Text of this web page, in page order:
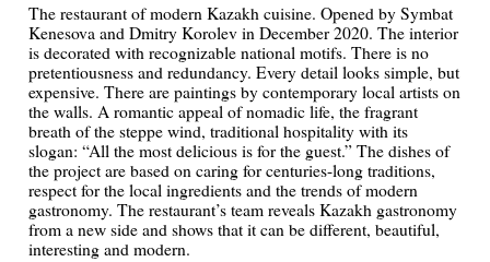
The restaurant of modern Kazakh cuisine. Opened by Symbat
Kenesova and Dmitry Korolev in December 2020. The interior
is decorated with recognizable national motifs. There is no
pretentiousness and redundancy. Every detail looks simple, but
expensive. There are paintings by contemporary local artists on
the walls. A romantic appeal of nomadic life, the fragrant
breath of the steppe wind, traditional hospitality with its
slogan: “All the most delicious is for the guest.” The dishes of
the project are based on caring for centuries-long traditions,
respect for the local ingredients and the trends of modern
gastronomy. The restaurant’s team reveals Kazakh gastronomy
from a new side and shows that it can be different, beautiful,
interesting and modern.